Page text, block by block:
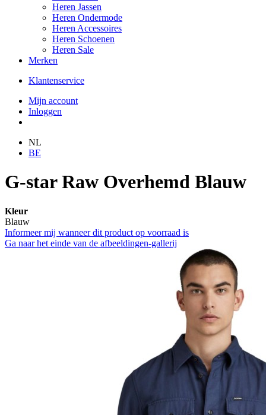
Heren Jassen
Heren Ondermode
Heren Accessoires
Heren Schoenen
Heren Sale
Merken
Klantenservice
Mijn account
Inloggen
NL
BE
G-star Raw Overhemd Blauw
Kleur
Blauw
Informeer mij wanneer dit product op voorraad is
Ga naar het einde van de afbeeldingen-gallerij